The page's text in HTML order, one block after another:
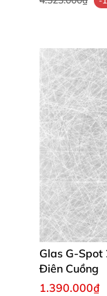
Glas G-Spot
Điên Cuồng
1.390.000₫